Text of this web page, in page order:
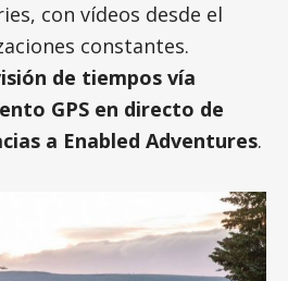
con vídeos desde el
constantes.
de tiempos vía
GPS en directo de
a Enabled Adventures.